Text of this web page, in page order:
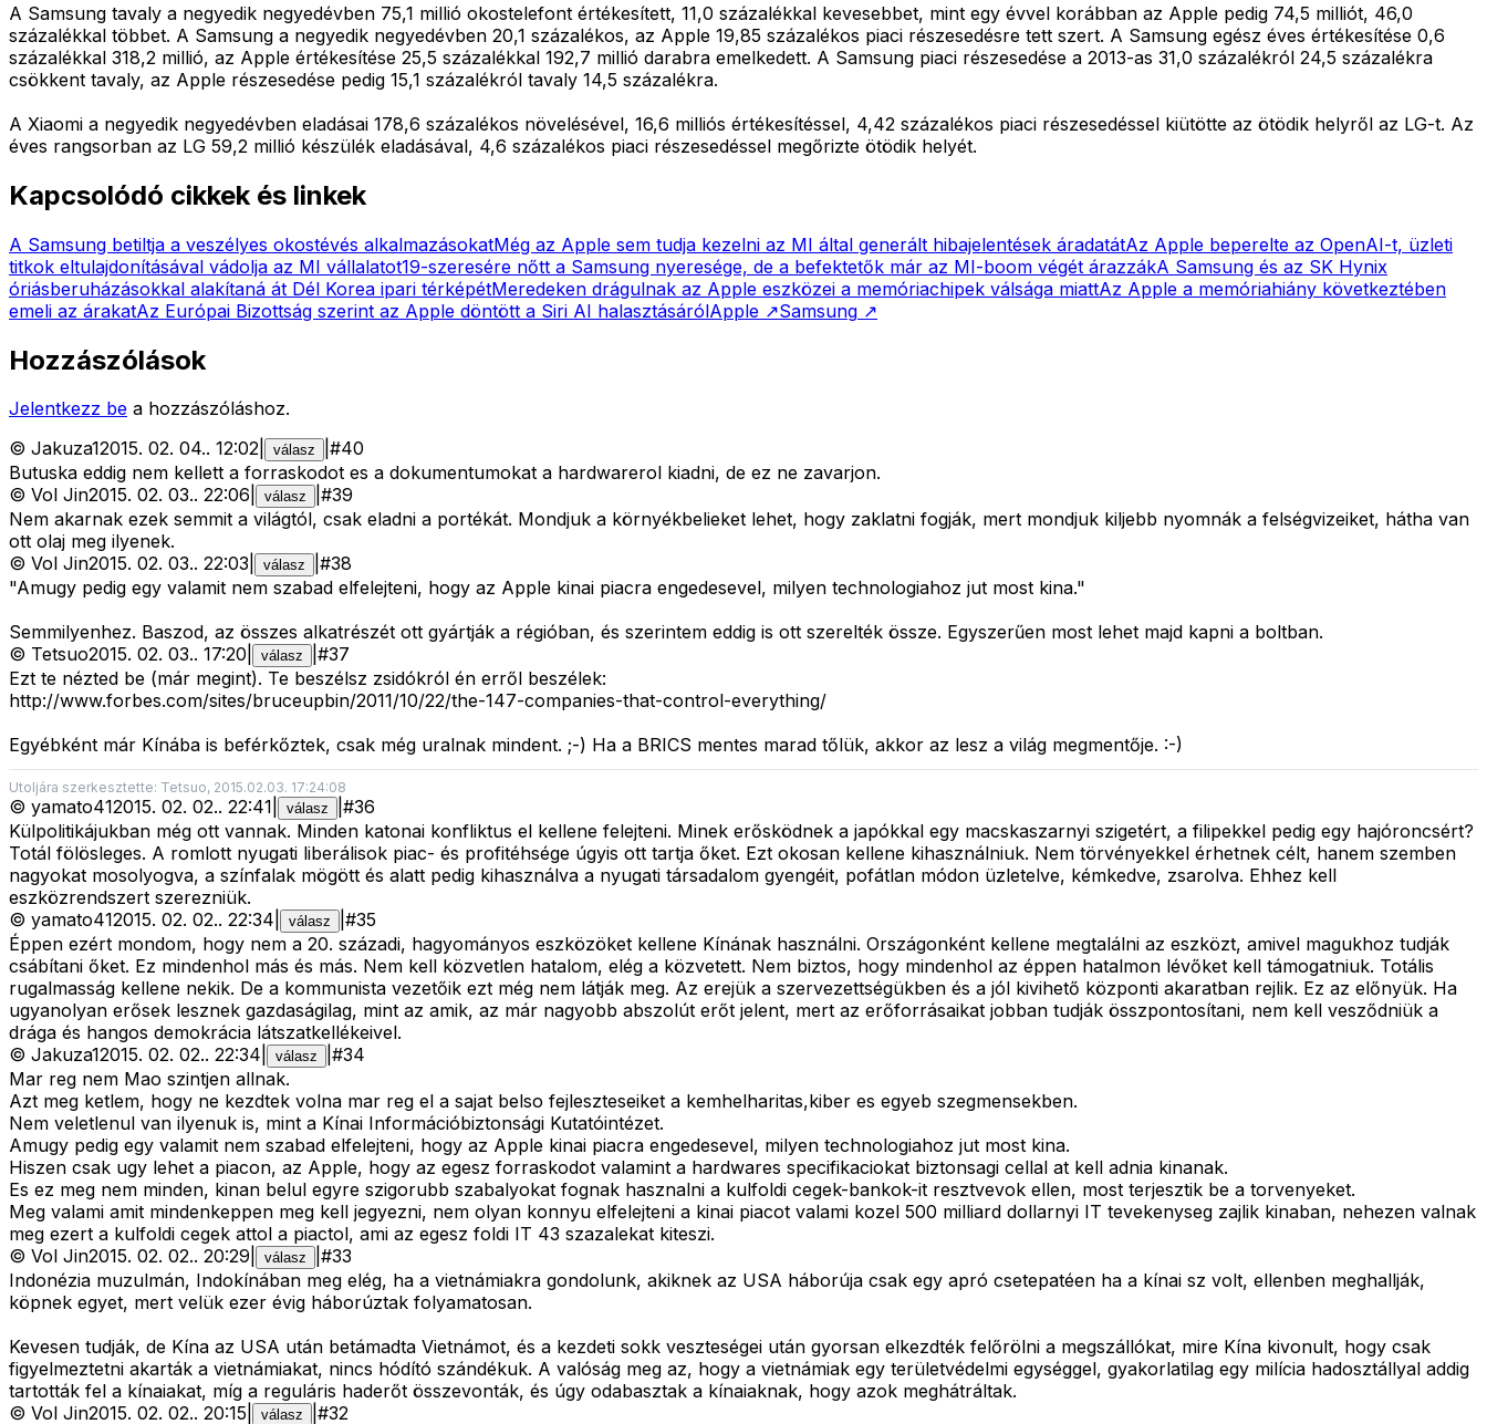
A Samsung tavaly a negyedik negyedévben 75,1 millió okostelefont értékesített, 11,0 százalékkal kevesebbet, mint egy évvel korábban az Apple pedig 74,5 milliót, 46,0
százalékkal többet. A Samsung a negyedik negyedévben 20,1 százalékos, az Apple 19,85 százalékos piaci részesedésre tett szert. A Samsung egész éves értékesítése 0,6
százalékkal 318,2 millió, az Apple értékesítése 25,5 százalékkal 192,7 millió darabra emelkedett. A Samsung piaci részesedése a 2013-as 31,0 százalékról 24,5 százalékra
csökkent tavaly, az Apple részesedése pedig 15,1 százalékról tavaly 14,5 százalékra.
A Xiaomi a negyedik negyedévben eladásai 178,6 százalékos növelésével, 16,6 milliós értékesítéssel, 4,42 százalékos piaci részesedéssel kiütötte az ötödik helyről az LG-t. Az
éves rangsorban az LG 59,2 millió készülék eladásával, 4,6 százalékos piaci részesedéssel megőrizte ötödik helyét.
Kapcsolódó cikkek és linkek
A Samsung betiltja a veszélyes okostévés alkalmazásokatMég az Apple sem tudja kezelni az MI által generált hibajelentések áradatátAz Apple beperelte az OpenAI-t, üzleti
titkok eltulajdonításával vádolja az MI vállalatot19-szeresére nőtt a Samsung nyeresége, de a befektetők már az MI-boom végét árazzákA Samsung és az SK Hynix
óriásberuházásokkal alakítaná át Dél Korea ipari térképétMeredeken drágulnak az Apple eszközei a memóriachipek válsága miattAz Apple a memóriahiány következtében
emeli az árakatAz Európai Bizottság szerint az Apple döntött a Siri AI halasztásárólApple ↗Samsung ↗
Hozzászólások
Jelentkezz be a hozzászóláshoz.
© Jakuza12015. 02. 04.. 12:02 válasz #40
Butuska eddig nem kellett a forraskodot es a dokumentumokat a hardwarerol kiadni, de ez ne zavarjon.
© Vol Jin2015. 02. 03.. 22:06 válasz #39
Nem akarnak ezek semmit a világtól, csak eladni a portékát. Mondjuk a környékbelieket lehet, hogy zaklatni fogják, mert mondjuk kiljebb nyomnák a felségvizeiket, hátha van
ott olaj meg ilyenek.
© Vol Jin2015. 02. 03.. 22:03 válasz #38
"Amugy pedig egy valamit nem szabad elfelejteni, hogy az Apple kinai piacra engedesevel, milyen technologiahoz jut most kina."
Semmilyenhez. Baszod, az összes alkatrészét ott gyártják a régióban, és szerintem eddig is ott szerelték össze. Egyszerűen most lehet majd kapni a boltban.
© Tetsuo2015. 02. 03.. 17:20 válasz #37
Ezt te nézted be (már megint). Te beszélsz zsidókról én erről beszélek:
http://www.forbes.com/sites/bruceupbin/2011/10/22/the-147-companies-that-control-everything/
Egyébként már Kínába is beférkőztek, csak még uralnak mindent. ;-) Ha a BRICS mentes marad tőlük, akkor az lesz a világ megmentője. :-)
Utoljára szerkesztette: Tetsuo, 2015.02.03. 17:24:08
© yamato412015. 02. 02.. 22:41 válasz #36
Külpolitikájukban még ott vannak. Minden katonai konfliktus el kellene felejteni. Minek erősködnek a japókkal egy macskaszarnyi szigetért, a filipekkel pedig egy hajóroncsért?
Totál fölösleges. A romlott nyugati liberálisok piac- és profitéhsége úgyis ott tartja őket. Ezt okosan kellene kihasználniuk. Nem törvényekkel érhetnek célt, hanem szemben
nagyokat mosolyogva, a színfalak mögött és alatt pedig kihasználva a nyugati társadalom gyengéit, pofátlan módon üzletelve, kémkedve, zsarolva. Ehhez kell
eszközrendszert szerezniük.
© yamato412015. 02. 02.. 22:34 válasz #35
Éppen ezért mondom, hogy nem a 20. századi, hagyományos eszközöket kellene Kínának használni. Országonként kellene megtalálni az eszközt, amivel magukhoz tudják
csábítani őket. Ez mindenhol más és más. Nem kell közvetlen hatalom, elég a közvetett. Nem biztos, hogy mindenhol az éppen hatalmon lévőket kell támogatniuk. Totális
rugalmasság kellene nekik. De a kommunista vezetőik ezt még nem látják meg. Az erejük a szervezettségükben és a jól kivihető központi akaratban rejlik. Ez az előnyük. Ha
ugyanolyan erősek lesznek gazdaságilag, mint az amik, az már nagyobb abszolút erőt jelent, mert az erőforrásaikat jobban tudják összpontosítani, nem kell vesződniük a
drága és hangos demokrácia látszatkellékeivel.
© Jakuza12015. 02. 02.. 22:34 válasz #34
Mar reg nem Mao szintjen allnak.
Azt meg ketlem, hogy ne kezdtek volna mar reg el a sajat belso fejleszteseiket a kemhelharitas,kiber es egyeb szegmensekben.
Nem veletlenul van ilyenuk is, mint a Kínai Információbiztonsági Kutatóintézet.
Amugy pedig egy valamit nem szabad elfelejteni, hogy az Apple kinai piacra engedesevel, milyen technologiahoz jut most kina.
Hiszen csak ugy lehet a piacon, az Apple, hogy az egesz forraskodot valamint a hardwares specifikaciokat biztonsagi cellal at kell adnia kinanak.
Es ez meg nem minden, kinan belul egyre szigorubb szabalyokat fognak hasznalni a kulfoldi cegek-bankok-it resztvevok ellen, most terjesztik be a torvenyeket.
Meg valami amit mindenkeppen meg kell jegyezni, nem olyan konnyu elfelejteni a kinai piacot valami kozel 500 milliard dollarnyi IT tevekenyseg zajlik kinaban, nehezen valnak
meg ezert a kulfoldi cegek attol a piactol, ami az egesz foldi IT 43 szazalekat kiteszi.
© Vol Jin2015. 02. 02.. 20:29 válasz #33
Indonézia muzulmán, Indokínában meg elég, ha a vietnámiakra gondolunk, akiknek az USA háborúja csak egy apró csetepatéen ha a kínai sz volt, ellenben meghallják,
köpnek egyet, mert velük ezer évig háborúztak folyamatosan.
Kevesen tudják, de Kína az USA után betámadta Vietnámot, és a kezdeti sokk veszteségei után gyorsan elkezdték felőrölni a megszállókat, mire Kína kivonult, hogy csak
figyelmeztetni akarták a vietnámiakat, nincs hódító szándékuk. A valóság meg az, hogy a vietnámiak egy területvédelmi egységgel, gyakorlatilag egy milícia hadosztállyal addig
tartották fel a kínaiakat, míg a reguláris haderőt összevonták, és úgy odabasztak a kínaiaknak, hogy azok meghátráltak.
© Vol Jin2015. 02. 02.. 20:15 válasz #32